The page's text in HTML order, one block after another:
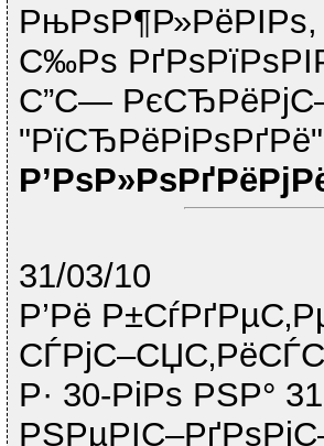
С‰Рѕ
С”С—
"РїСЂРёРіРѕРґРё"
31/03/10
Р’Рё
Р· 30-РіРѕ РЅР°